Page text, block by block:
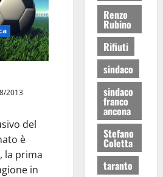
2013
del
è
la prima
in
Renzo
Rubino
Rifiuti
sindaco
sindaco
franco
ancona
Stefano
Coletta
taranto